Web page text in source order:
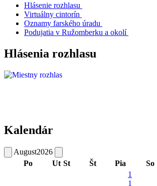
Hlásenie rozhlasu
Virtuálny cintorín
Oznamy farského úradu
Podujatia v Ružomberku a okolí
Hlásenia rozhlasu
Kalendár
August2026
Po
Ut St Št Pia So
1
1